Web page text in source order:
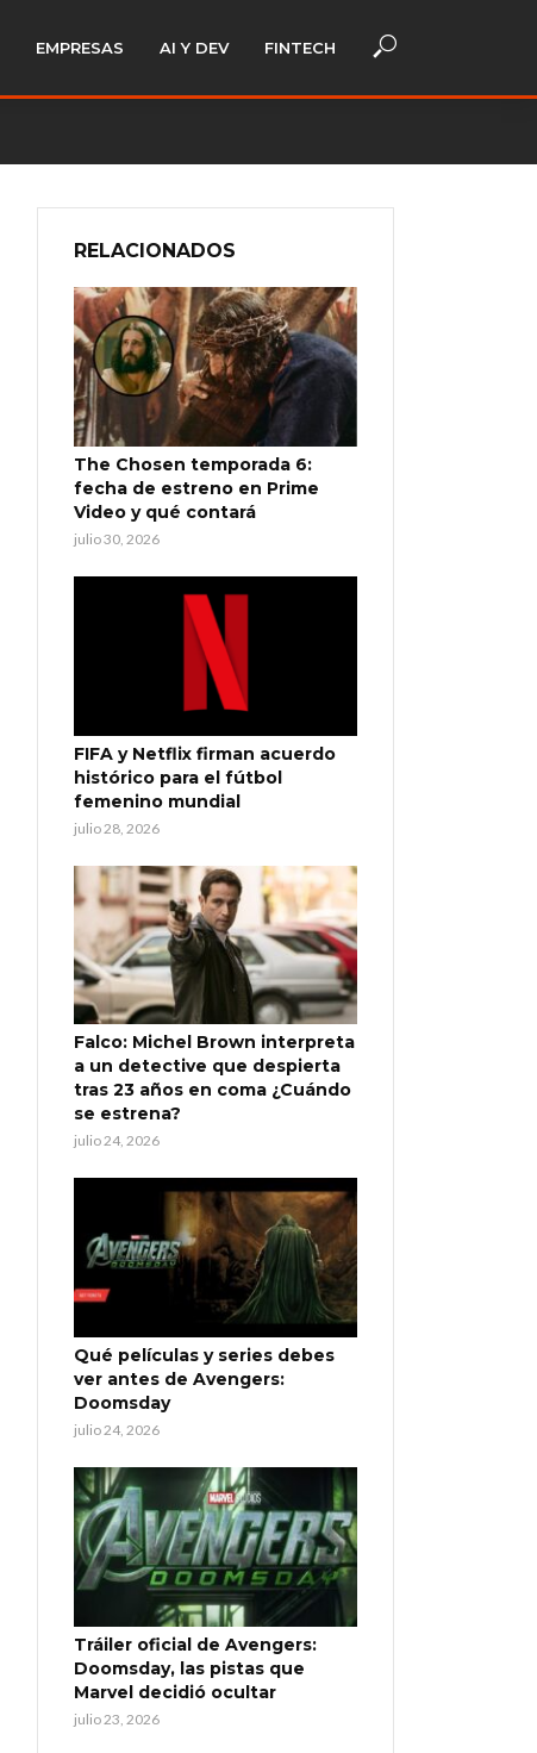
EMPRESAS AI Y DEV FINTECH
RELACIONADOS
The Chosen temporada 6:
fecha de estreno en Prime
Video y qué contará
julio 30, 2026
FIFA y Netflix firman acuerdo
histórico para el fútbol
femenino mundial
julio 28, 2026
Falco: Michel Brown interpreta
a un detective que despierta
tras 23 años en coma ¿Cuándo
se estrena?
julio 24, 2026
Qué películas y series debes
ver antes de Avengers:
Doomsday
julio 24, 2026
Tráiler oficial de Avengers:
Doomsday, las pistas que
Marvel decidió ocultar
julio 23, 2026